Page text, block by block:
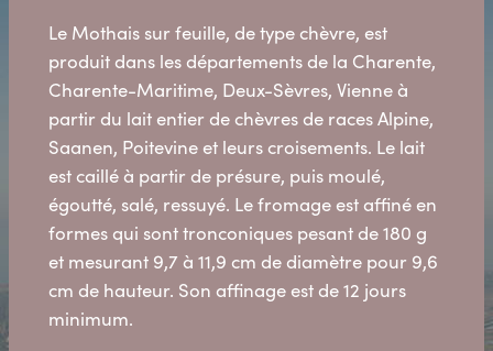
Le Mothais sur feuille, de type chèvre, est
produit dans les départements de la Charente,
Charente-Maritime, Deux-Sèvres, Vienne à
partir du lait entier de chèvres de races Alpine,
Saanen, Poitevine et leurs croisements. Le lait
est caillé à partir de présure, puis moulé,
égoutté, salé, ressuyé. Le fromage est affiné en
formes qui sont tronconiques pesant de 180 g
et mesurant 9,7 à 11,9 cm de diamètre pour 9,6
cm de hauteur. Son affinage est de 12 jours
minimum.